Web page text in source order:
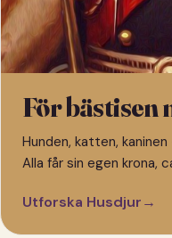
För bästisen
Hunden, katten,
Alla får sin egen krona,
Utforska Husdjur→